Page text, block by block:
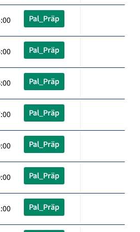
Pal_Präp
Pal_Präp
Pal_Präp
Pal_Präp
Pal_Präp
Pal_Präp
Pal_Präp